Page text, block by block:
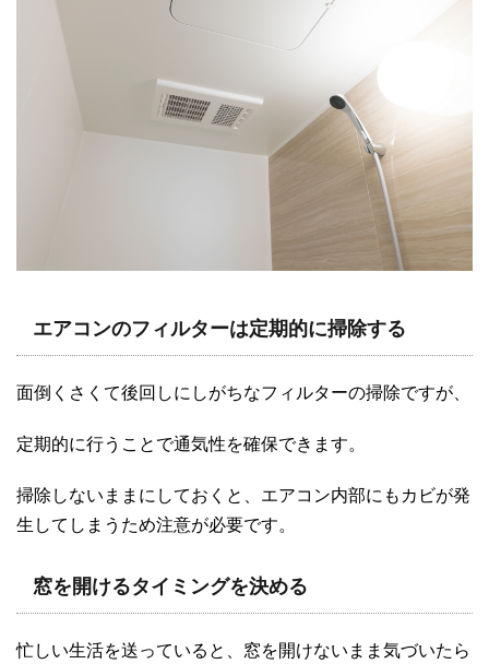
エアコンのフィルターは定期的に掃除する
面倒くさくて後回しにしがちなフィルターの掃除ですが、
定期的に行うことで通気性を確保できます。
掃除しないままにしておくと、エアコン内部にもカビが発
生してしまうため注意が必要です。
窓を開けるタイミングを決める
忙しい生活を送っていると、窓を開けないまま気づいたら